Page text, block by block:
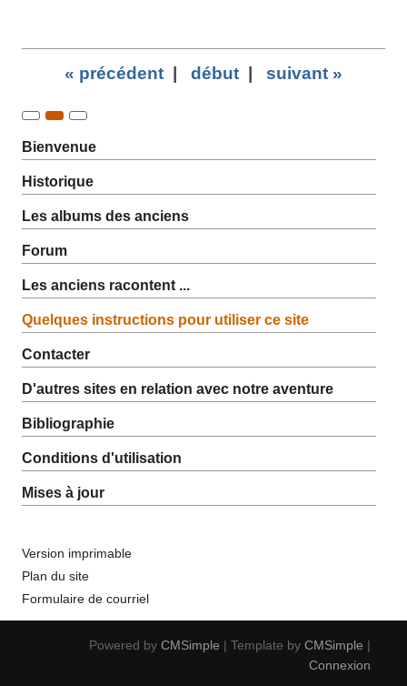
« précédent début suivant »
Bienvenue
Historique
Les albums des anciens
Forum
Les anciens racontent ...
Quelques instructions pour utiliser ce site
Contacter
D'autres sites en relation avec notre aventure
Bibliographie
Conditions d'utilisation
Mises à jour
Version imprimable
Plan du site
Formulaire de courriel
Powered by CMSimple | Template by CMSimple |
Connexion